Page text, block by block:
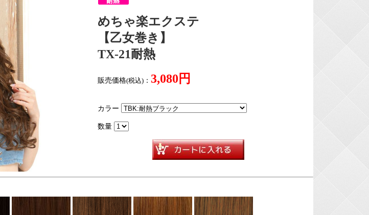
めちゃ楽エクステ
【乙女巻き】
TX-21耐熱
販売価格(税込) ： 3,080円
カラー
数量